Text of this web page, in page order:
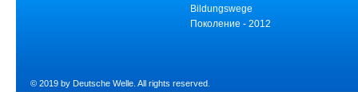
Bildungswege
Поколение - 2012
© 2019 by Deutsche Welle. All rights reserved.